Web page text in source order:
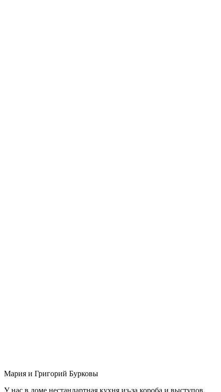
Мария и Григорий Бурковы
У нас в доме нестандартная кухня из-за короба и выступов,